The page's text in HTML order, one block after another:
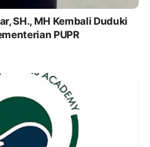
SH., MH Kembali Duduki
PUPR